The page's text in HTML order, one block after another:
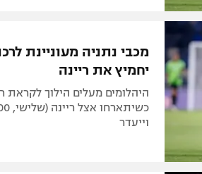
מכבי נתניה מעוניינת
יחמיץ את ריינה
היהלומים מעלים הילוך לקראת
וייעדר